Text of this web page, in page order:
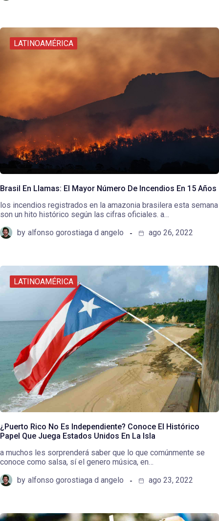
LATINOAMÉRICA
Brasil En Llamas: El Mayor Número De Incendios En 15 Años
los incendios registrados en la amazonia brasilera esta semana
son un hito histórico según las cifras oficiales. a…
by alfonso gorostiaga d angelo ago 26, 2022
LATINOAMÉRICA
¿Puerto Rico No Es Independiente? Conoce El Histórico
Papel Que Juega Estados Unidos En La Isla
a muchos les sorprenderá saber que lo que comúnmente se
conoce como salsa, sí el genero música, en…
by alfonso gorostiaga d angelo ago 23, 2022